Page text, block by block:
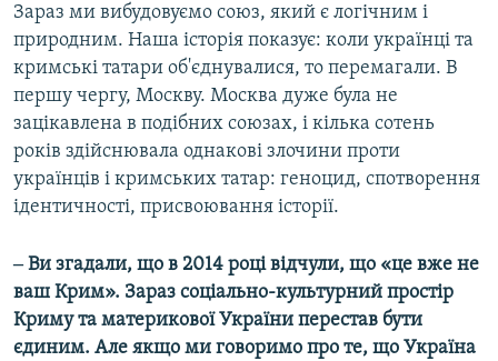
Зараз ми вибудовуємо союз, який є логічним і
природним. Наша історія показує: коли українці та
кримські татари об'єднувалися, то перемагали. В
першу чергу, Москву. Москва дуже була не
зацікавлена в подібних союзах, і кілька сотень
років здійснювала однакові злочини проти
українців і кримських татар: геноцид, спотворення
ідентичності, присвоювання історії.
‒ Ви згадали, що в 2014 році відчули, що «це вже не
ваш Крим». Зараз соціально-культурний простір
Криму та материкової України перестав бути
єдиним. Але якщо ми говоримо про те, що Україна